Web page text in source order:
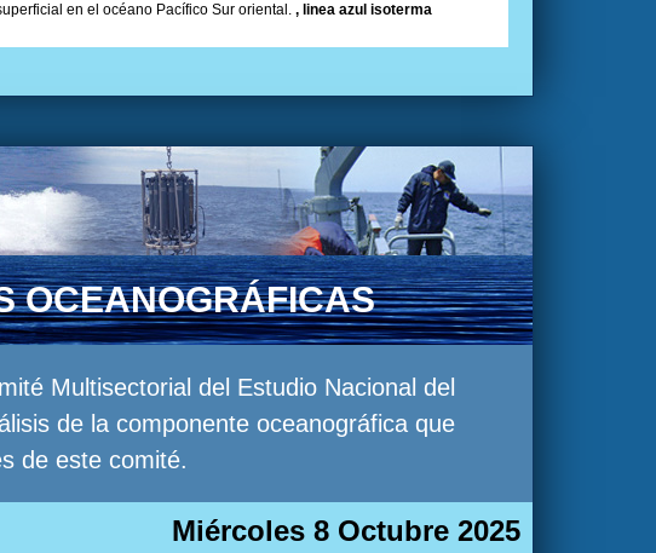
en el océano Pacífico Sur oriental. , linea azul isoterma
OCEANOGRÁFICAS
Multisectorial del Estudio Nacional del
de la componente oceanográfica que
de este comité.
Miércoles 8 Octubre 2025